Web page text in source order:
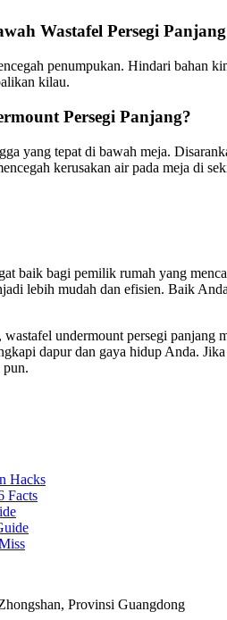
Wastafel Persegi
penumpukan. Hindari bahan
kilau.
Persegi Panjang?
yang tepat di bawah meja.
kerusakan air pada meja di
baik bagi pemilik rumah yang
lebih mudah dan efisien. Baik
undermount persegi
dapur dan gaya hidup Anda.
pun.
Hacks
Facts
Provinsi Guangdong